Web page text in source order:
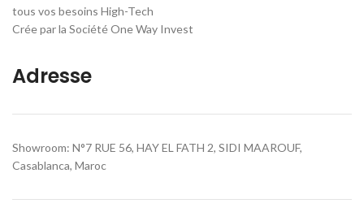
tous vos besoins High-Tech
Crée par la Société One Way Invest
Adresse
Showroom: N°7 RUE 56, HAY EL FATH 2, SIDI MAAROUF,
Casablanca, Maroc